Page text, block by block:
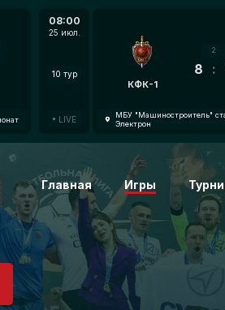
08:00
25 июл.
10 тур
LIVE
КФК-1
2
8 :
МБУ "Машиностроитель"
Электрон
Главная Игры